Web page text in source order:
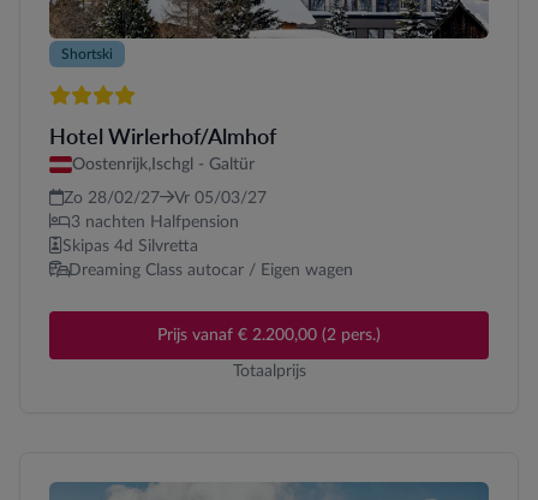
Shortski
4 sterren
Hotel Wirlerhof/Almhof
Oostenrijk, Ischgl - Galtür
Zo 28/02/27
Vr 05/03/27
3 nachten Halfpension
Skipas 4d Silvretta
Dreaming Class autocar / Eigen wagen
Prijs vanaf € 2.200,00 (2 pers.)
Totaalprijs